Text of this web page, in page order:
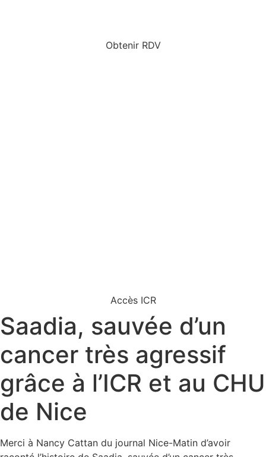
Obtenir RDV
Accès ICR
Saadia, sauvée d’un
cancer très agressif
grâce à l’ICR et au CHU
de Nice
Merci à Nancy Cattan du journal Nice-Matin d’avoir